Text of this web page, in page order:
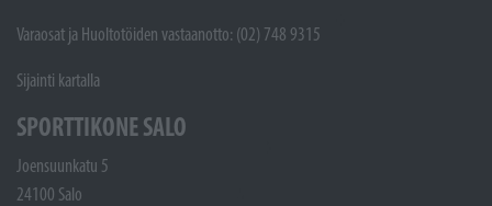
Varaosat ja Huoltotöiden vastaanotto: (02) 748 9315
Sijainti kartalla
SPORTTIKONE SALO
Joensuunkatu 5
24100 Salo